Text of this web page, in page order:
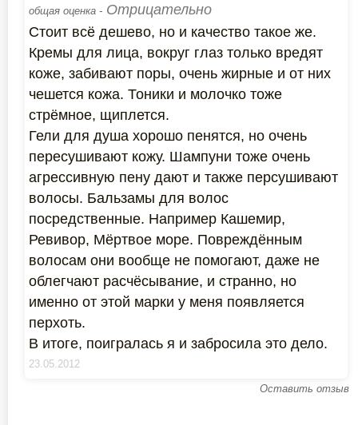
общая оценка - Отрицательно
Стоит всё дешево, но и качество такое же.
Кремы для лица, вокруг глаз только вредят
коже, забивают поры, очень жирные и от них
чешется кожа. Тоники и молочко тоже
стрёмное, щиплется.
Гели для душа хорошо пенятся, но очень
пересушивают кожу. Шампуни тоже очень
агрессивную пену дают и также персушивают
волосы. Бальзамы для волос
посредственные. Например Кашемир,
Ревивор, Мёртвое море. Повреждённым
волосам они вообще не помогают, даже не
облегчают расчёсывание, и странно, но
именно от этой марки у меня появляется
перхоть.
В итоге, поигралась я и забросила это дело.
23.05.2012
Оставить отзыв